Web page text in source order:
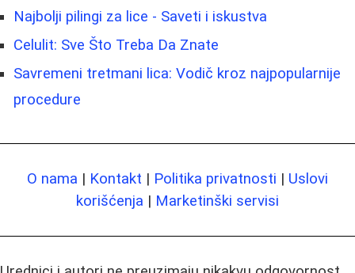
Najbolji pilingi za lice - Saveti i iskustva
Celulit: Sve Što Treba Da Znate
Savremeni tretmani lica: Vodič kroz najpopularnije
procedure
O nama | Kontakt | Politika privatnosti | Uslovi
korišćenja | Marketinški servisi